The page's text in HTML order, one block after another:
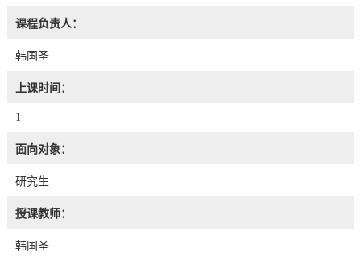
课程负责人：
韩国圣
上课时间：
1
面向对象：
研究生
授课教师：
韩国圣